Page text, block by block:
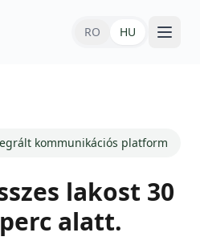
RO HU
kommunikációs platform
lakost 30
alatt.